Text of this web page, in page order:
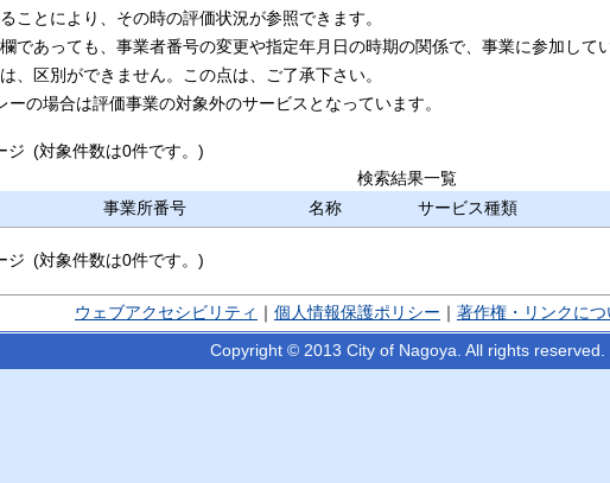
ことにより、その時の評価状況が参照できます。
であっても、事業者番号の変更や指定年月日の時期の関係で、事業に参加して
、区別ができません。この点は、ご了承下さい。
ーの場合は評価事業の対象外のサービスとなっています。
ジ (対象件数は0件です。)
検索結果一覧
事業所番号 名称 サービス種類
ジ (対象件数は0件です。)
ウェブアクセシビリティ 個人情報保護ポリシー 著作権・リンクにつ
Copyright © 2013 City of Nagoya. All rights reserved.